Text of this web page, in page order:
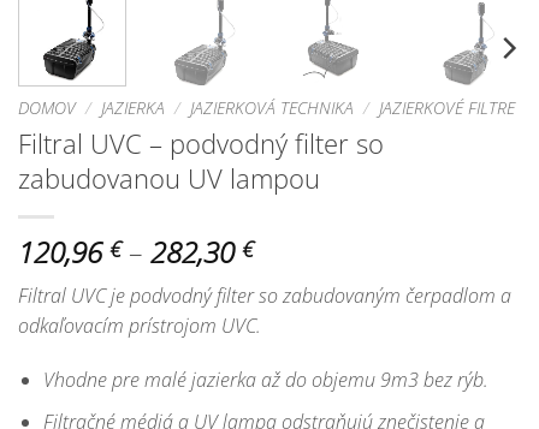
DOMOV / JAZIERKA / JAZIERKOVÁ TECHNIKA / JAZIERKOVÉ FILTRE
Filtral UVC – podvodný filter so
zabudovanou UV lampou
120,96 € – 282,30 €Price
range:
120,96 €
through
282,30 €
Filtral UVC je podvodný filter so zabudovaným čerpadlom a
odkaľovacím prístrojom UVC.
Vhodne pre malé jazierka až do objemu 9m3 bez rýb.
Filtračné médiá a UV lampa odstraňujú znečistenie a